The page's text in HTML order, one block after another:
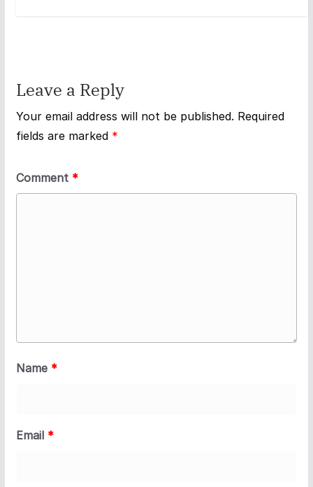
Leave a Reply
Your email address will not be published. Required
fields are marked *
Comment *
Name *
Email *